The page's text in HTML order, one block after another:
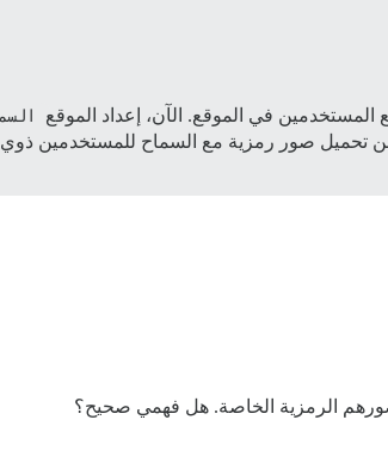
في الموقع. الآن، إعداد الموقع
تحميل صور رمزية مع السماح للمستخدمين ذوي